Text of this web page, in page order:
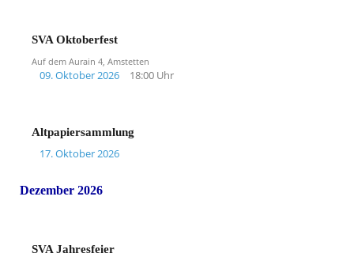
SVA Oktoberfest
Auf dem Aurain 4, Amstetten
09. Oktober 2026 18:00 Uhr
Altpapiersammlung
17. Oktober 2026
Dezember 2026
SVA Jahresfeier